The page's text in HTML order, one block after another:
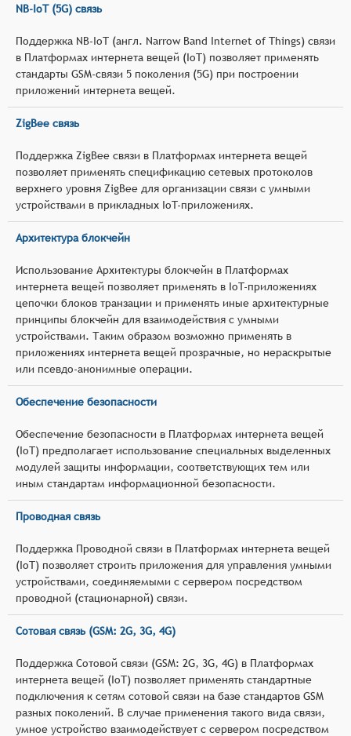
NB-IoT (5G) связь
Поддержка NB-IoT (англ. Narrow Band Internet of Things) связи
в Платформах интернета вещей (IoT) позволяет применять
стандарты GSM-связи 5 поколения (5G) при построении
приложений интернета вещей.
ZigBee связь
Поддержка ZigBee связи в Платформах интернета вещей
позволяет применять спецификацию сетевых протоколов
верхнего уровня ZigBee для организации связи с умными
устройствами в прикладных IoT-приложениях.
Архитектура блокчейн
Использование Архитектуры блокчейн в Платформах
интернета вещей позволяет применять в IoT-приложениях
цепочки блоков транзации и применять иные архитектурные
принципы блокчейн для взаимодействия с умными
устройствами. Таким образом возможно применять в
приложениях интернета вещей прозрачные, но нераскрытые
или псевдо-анонимные операции.
Обеспечение безопасности
Обеспечение безопасности в Платформах интернета вещей
(IoT) предполагает использование специальных выделенных
модулей защиты информации, соответствующих тем или
иным стандартам информационной безопасности.
Проводная связь
Поддержка Проводной связи в Платформах интернета вещей
(IoT) позволяет строить приложения для управления умными
устройствами, соединяемыми с сервером посредством
проводной (стационарной) связи.
Сотовая связь (GSM: 2G, 3G, 4G)
Поддержка Сотовой связи (GSM: 2G, 3G, 4G) в Платформах
интернета вещей (IoT) позволяет применять стандартные
подключения к сетям сотовой связи на базе стандартов GSM
разных поколений. В случае применения такого вида связи,
умное устройство взаимодействует с сервером посредством